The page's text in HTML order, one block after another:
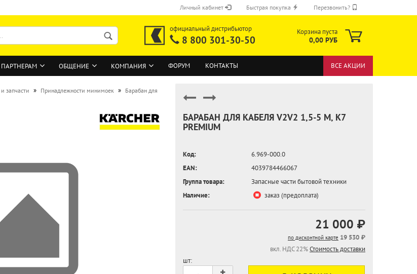
Личный кабинет
ВОЙТИ
Быстрая покупка Перезвонить?
ОТПРАВИТЬ
официальный дистрибьютор
8 800 301-30-50
Корзина пуста
0,00 РУБ
ПАРТНЕРАМ ОБЩЕНИЕ КОМПАНИЯ ФОРУМ КОНТАКТЫ ВСЕ АКЦИИ
запчасти » Принадлежности минимоек » Барабан для
БАРАБАН ДЛЯ КАБЕЛЯ V2V2 1,5-5 М, K7
PREMIUM
Код:
6.969-000.0
EAN:
4039784466067
Группа товара:
Запасные части бытовой техники
Наличие:
заказ (предоплата)
21 000 ₽
по дисконтной карте 19 530 ₽
вкл. НДС 22%Стоимость доставки
шт: